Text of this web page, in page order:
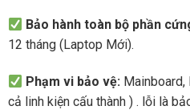
Bảo hành toàn bộ phần
12 tháng (Laptop Mới).
Phạm vi bảo vệ: Mainboard,
cả linh kiện cấu thành ) . lỗi là